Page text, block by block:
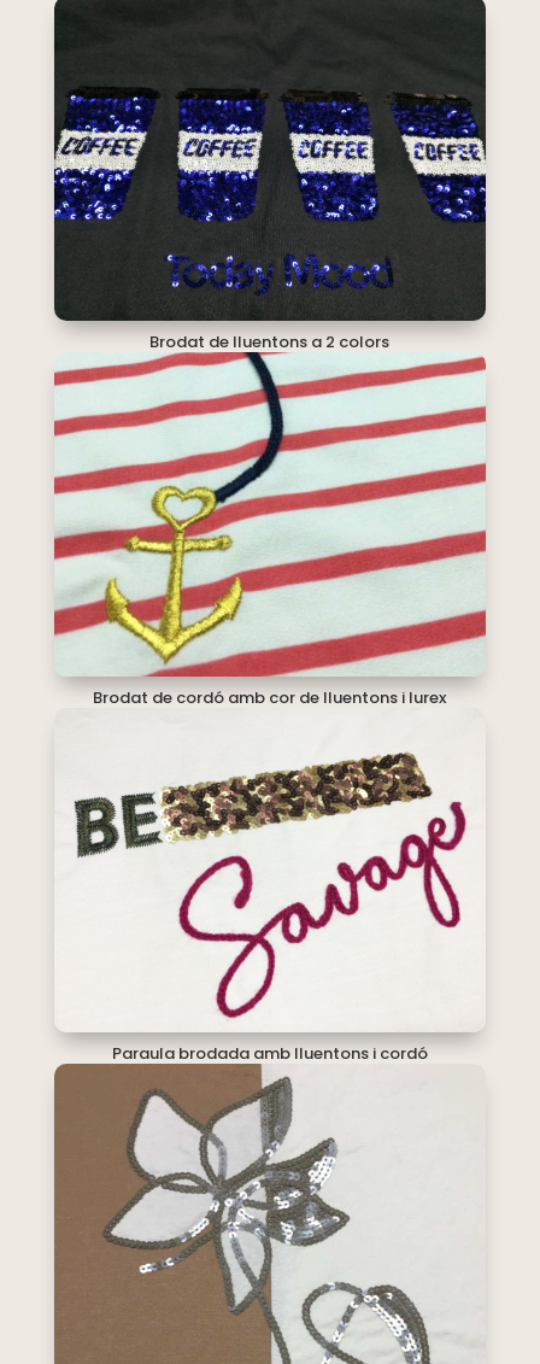
Brodat de lluentons a 2 colors
Brodat de cordó amb cor de lluentons i lurex
Paraula brodada amb lluentons i cordó